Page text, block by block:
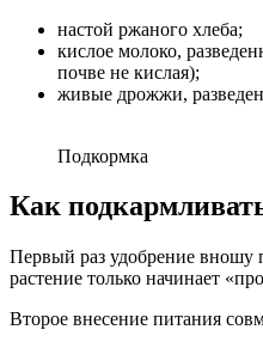
настой ржаного хлеба;
кислое молоко,
почве не кислая);
живые дрожжи,
Подкормка
Как
Первый раз удобрение вношу
растение только начинает
Второе внесение питания